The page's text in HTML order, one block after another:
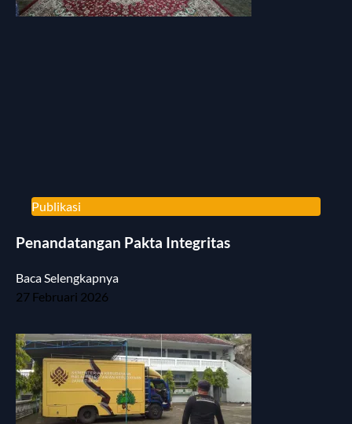
Publikasi
Penandatangan Pakta Integritas
Baca Selengkapnya
27 Februari 2026